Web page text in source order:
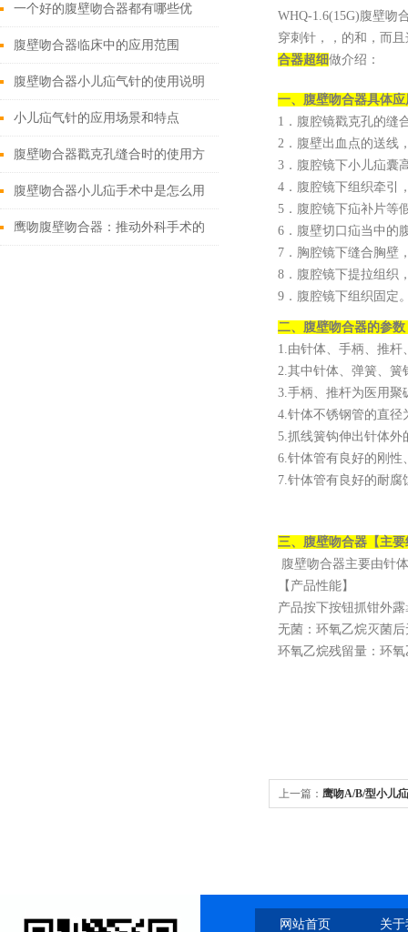
用为外科手术领域带来了新的可能
性
一个好的腹壁吻合器都有哪些优
点？
腹壁吻合器临床中的应用范围
腹壁吻合器小儿疝气针的使用说明
小儿疝气针的应用场景和特点
腹壁吻合器戳克孔缝合时的使用方
法
腹壁吻合器小儿疝手术中是怎么用
的
鹰吻腹壁吻合器：推动外科手术的
WHQ-1.6(15G)腹壁吻
穿刺针，，的和，而
合器超细做介绍：
一、 腹壁吻合器具体
1．腹腔镜戳克孔的缝
2．腹壁出血点的送线
3．腹腔镜下小儿疝囊
4．腹腔镜下组织牵引
5．腹腔镜下疝补片等
6．腹壁切口疝当中的
7．胸腔镜下缝合胸壁
8．腹腔镜下提拉组织
9．腹腔镜下组织固定
二、 腹壁吻合器的参数
1.由针体、手柄、推
2.其中针体、弹簧、簧
3.手柄、推杆为医用聚
4.针体不锈钢管的直径
5.抓线簧钩伸出针体外
6.针体管有良好的刚性
7.针体管有良好的耐腐
三、 腹壁吻合器 【主
腹壁吻合器主要由针
【产品性能】
产品按下按钮抓钳外
无菌：环氧乙烷灭菌后
环氧乙烷残留量：环
上一篇： 鹰吻A/B/型小儿
网站首页 关